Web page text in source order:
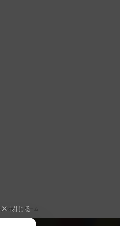
のボードゲーム
閉じる